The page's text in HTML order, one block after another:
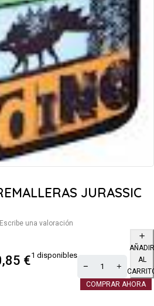
JURASSIC
Escribe una valoración
€1 disponibles
AÑADIR
AL
COMPRAR AHORA